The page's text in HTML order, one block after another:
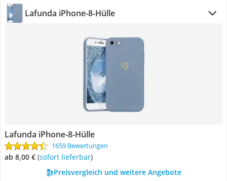
Lafunda iPhone-8-Hülle
Lafunda iPhone-8-Hülle
1659 Bewertungen
ab 8,00 € ( Sofort lieferbar)
Preisvergleich und weitere Angebote